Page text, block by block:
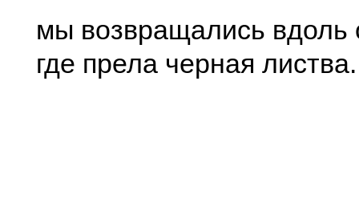
мы возвращались вдоль
где прела черная листва.